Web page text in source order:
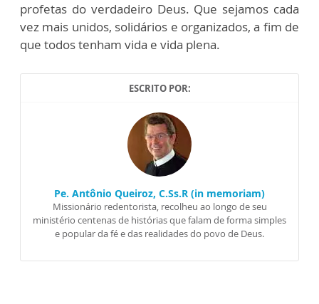
profetas do verdadeiro Deus. Que sejamos cada
vez mais unidos, solidários e organizados, a fim de
que todos tenham vida e vida plena.
ESCRITO POR:
Pe. Antônio Queiroz, C.Ss.R (in memoriam)
Missionário redentorista, recolheu ao longo de seu
ministério centenas de histórias que falam de forma simples
e popular da fé e das realidades do povo de Deus.